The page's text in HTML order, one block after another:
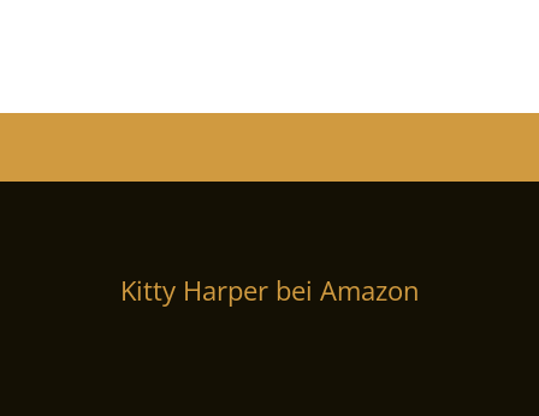
Kitty Harper bei Amazon